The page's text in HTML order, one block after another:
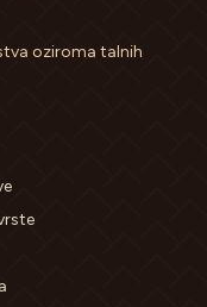
oziroma talnih